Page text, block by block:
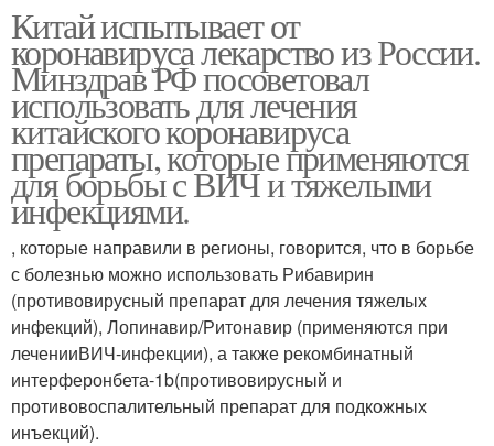
Китай испытывает от
коронавируса лекарство из России.
Минздрав РФ посоветовал
использовать для лечения
китайского коронавируса
препараты, которые применяются
для борьбы с ВИЧ и тяжелыми
инфекциями.
, которые направили в регионы, говорится, что в борьбе
с болезнью можно использовать Рибавирин
(противовирусный препарат для лечения тяжелых
инфекций), Лопинавир/Ритонавир (применяются при
леченииВИЧ-инфекции), а также рекомбинатный
интерферонбета-1b(противовирусный и
противовоспалительный препарат для подкожных
инъекций).